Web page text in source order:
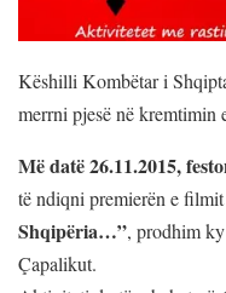
Këshilli Kombëtar i
merrni pjesë në kremtimin
Më datë 26.11.2015,
të ndiqni premierën e
Shqipëria…”, prodhim
Çapalikut.